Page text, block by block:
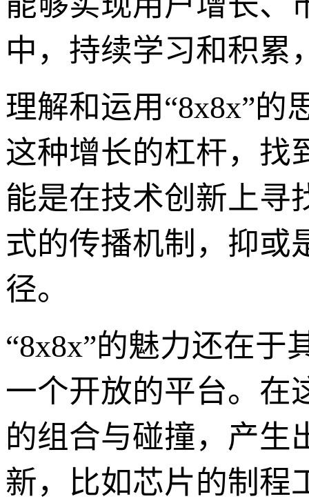
中，持续学习和积累
理解和运用“8x8x”的
这种增长的杠杆，找
能是在技术创新上寻
式的传播机制，抑或
径。
“8x8x”的魅力还在于
一个开放的平台。在
的组合与碰撞，产生
新，比如芯片的制程